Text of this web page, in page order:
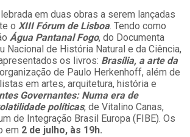
em duas obras a serem lançadas
o XIII Fórum de Lisboa. Tendo como
Água Pantanal Fogo, do Documenta
Nacional de História Natural e da Ciência,
os livros: Brasília, a arte da
de Paulo Herkenhoff, além de
em artes, arquitetura, história e
Governantes: Numa era de
políticas, de Vitalino Canas,
de Integração Brasil Europa (FIBE). Os
em 2 de julho, às 19h.